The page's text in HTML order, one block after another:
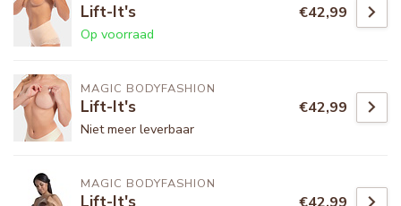
Lift-It's
Op voorraad
€42,99
MAGIC BODYFASHION
Lift-It's
Niet meer leverbaar
€42,99
MAGIC BODYFASHION
Lift-It's €42,99